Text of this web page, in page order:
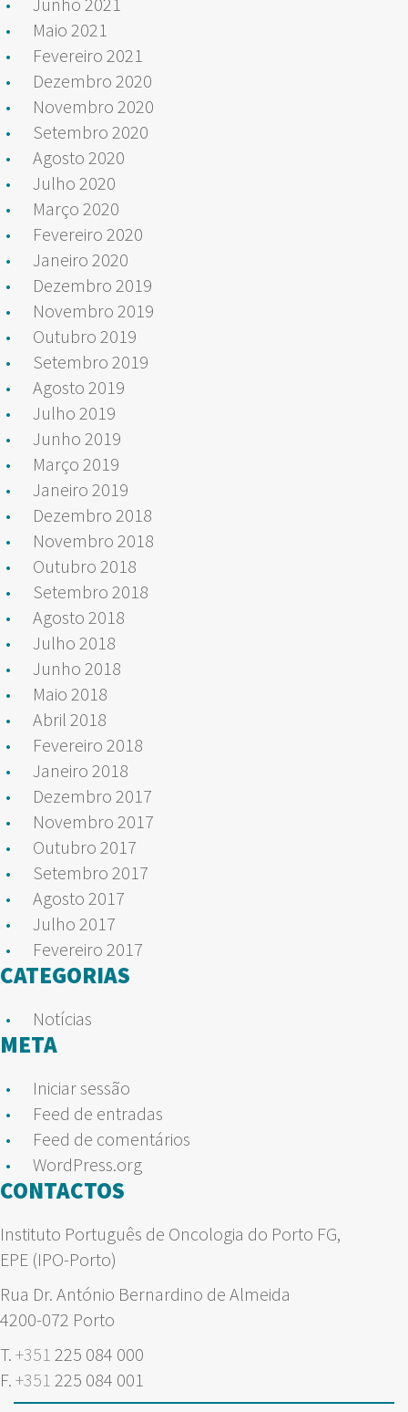
Maio 2021
Fevereiro 2021
Dezembro 2020
Novembro 2020
Setembro 2020
Agosto 2020
Julho 2020
Março 2020
Fevereiro 2020
Janeiro 2020
Dezembro 2019
Novembro 2019
Outubro 2019
Setembro 2019
Agosto 2019
Julho 2019
Junho 2019
Março 2019
Janeiro 2019
Dezembro 2018
Novembro 2018
Outubro 2018
Setembro 2018
Agosto 2018
Julho 2018
Junho 2018
Maio 2018
Abril 2018
Fevereiro 2018
Janeiro 2018
Dezembro 2017
Novembro 2017
Outubro 2017
Setembro 2017
Agosto 2017
Julho 2017
Fevereiro 2017
CATEGORIAS
Notícias
META
Iniciar sessão
Feed de entradas
Feed de comentários
WordPress.org
CONTACTOS
Instituto Português de Oncologia do Porto FG,
EPE (IPO-Porto)
Rua Dr. António Bernardino de Almeida
4200-072 Porto
T. +351 225 084 000
F. +351 225 084 001